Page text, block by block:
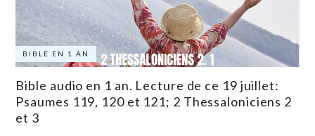
BIBLE EN 1 AN
Bible audio en 1 an. Lecture de ce 19 juillet:
Psaumes 119, 120 et 121; 2 Thessaloniciens 2
et 3